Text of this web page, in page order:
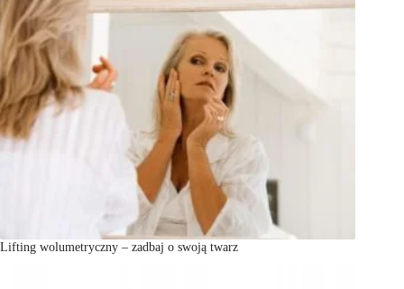
Lifting wolumetryczny – zadbaj o swoją twarz